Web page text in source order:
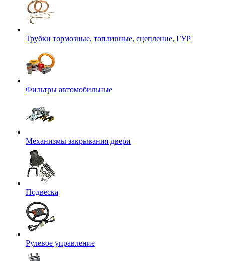
Трубки тормозные, топливные, сцепление, ГУР
Фильтры автомобильные
Механизмы закрывания двери
Подвеска
Рулевое управление